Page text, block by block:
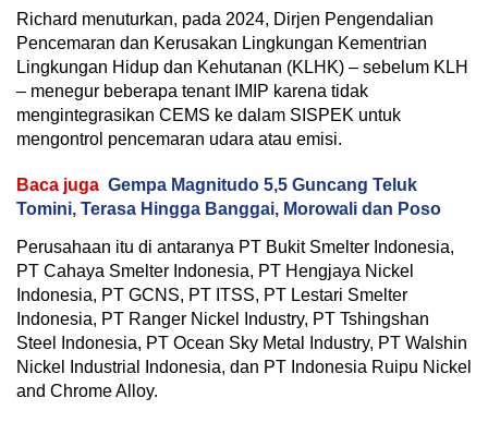
Richard menuturkan, pada 2024, Dirjen Pengendalian
Pencemaran dan Kerusakan Lingkungan Kementrian
Lingkungan Hidup dan Kehutanan (KLHK) – sebelum KLH
– menegur beberapa tenant IMIP karena tidak
mengintegrasikan CEMS ke dalam SISPEK untuk
mengontrol pencemaran udara atau emisi.
Baca juga Gempa Magnitudo 5,5 Guncang Teluk
Tomini, Terasa Hingga Banggai, Morowali dan Poso
Perusahaan itu di antaranya PT Bukit Smelter Indonesia,
PT Cahaya Smelter Indonesia, PT Hengjaya Nickel
Indonesia, PT GCNS, PT ITSS, PT Lestari Smelter
Indonesia, PT Ranger Nickel Industry, PT Tshingshan
Steel Indonesia, PT Ocean Sky Metal Industry, PT Walshin
Nickel Industrial Indonesia, dan PT Indonesia Ruipu Nickel
and Chrome Alloy.